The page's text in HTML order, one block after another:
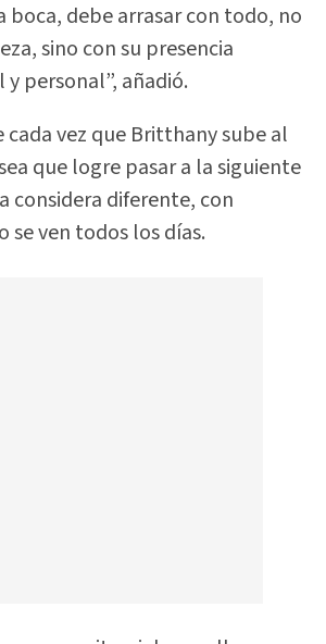
boca, debe arrasar con todo, no
sino con su presencia
personal”, añadió.
cada vez que Britthany sube al
que logre pasar a la siguiente
considera diferente, con
se ven todos los días.